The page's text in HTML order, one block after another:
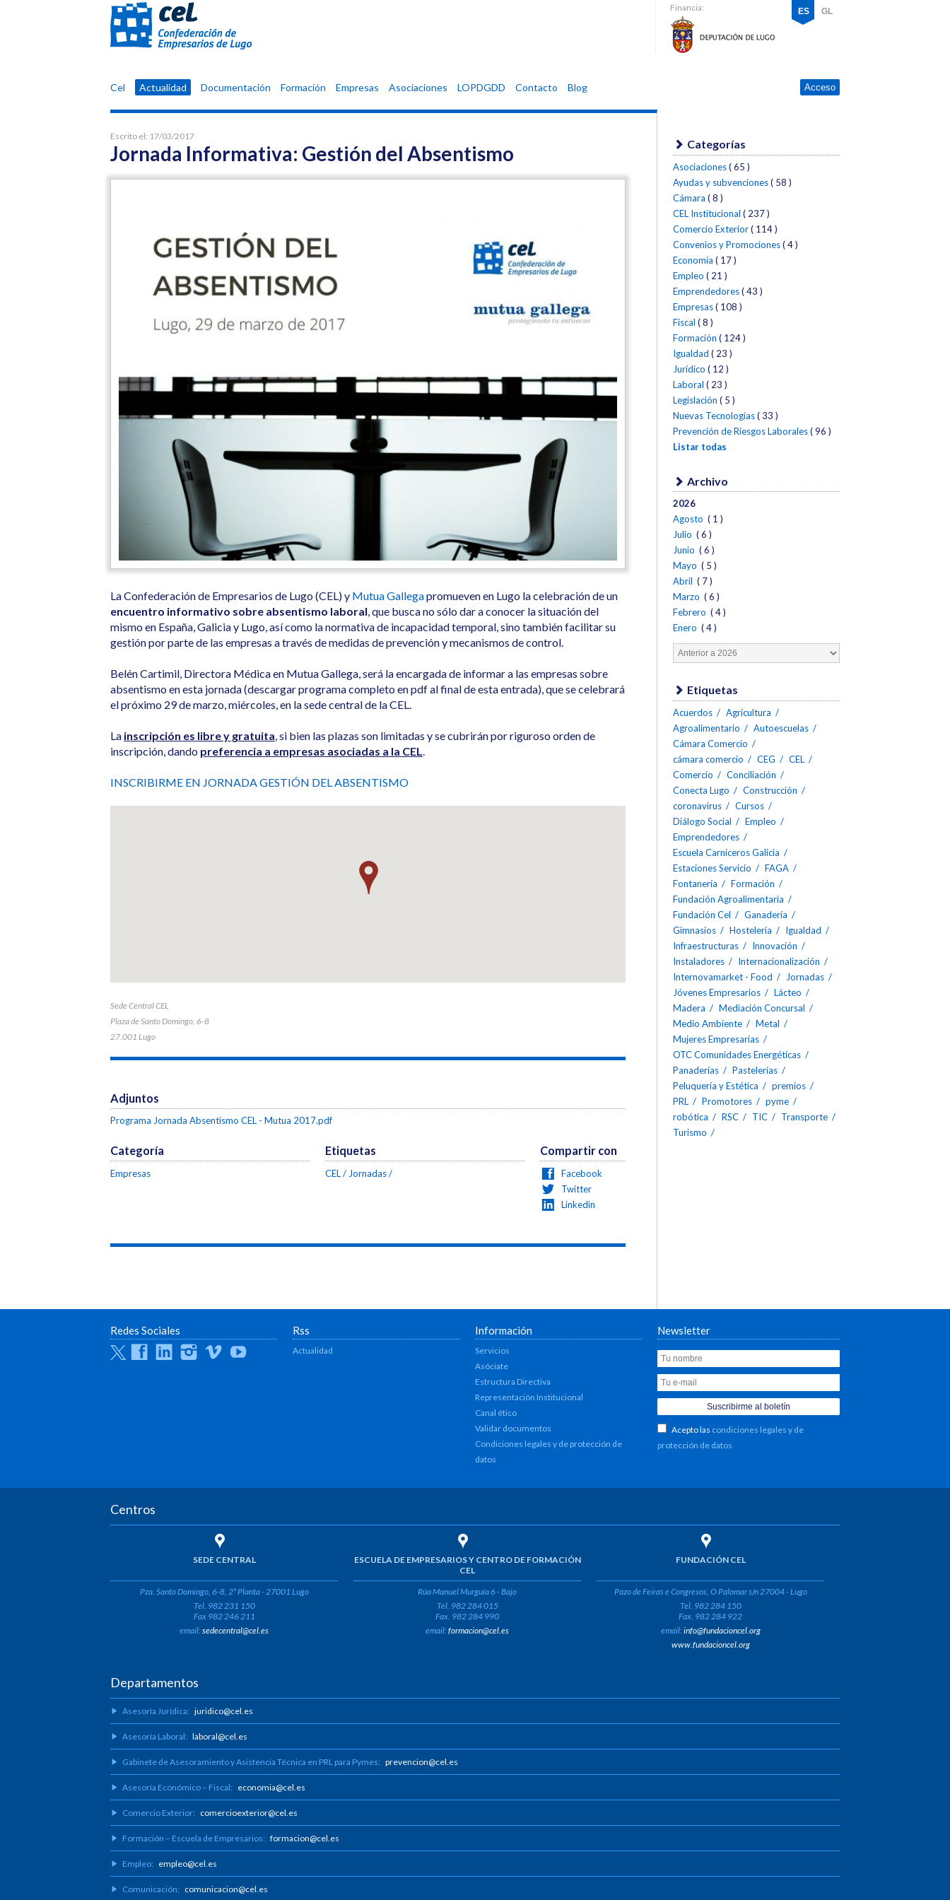
Confederación
Empresarios
de
Lugo
Financia: ES GL
Cel Actualidad Documentación Formación Empresas Asociaciones LOPDGDD Contacto Blog Acceso
Escrito el: 17/03/2017
Jornada Informativa: Gestión del Absentismo
La Confederación de Empresarios de Lugo (CEL) y Mutua Gallegapromueven en Lugo la celebración de un
encuentro informativo sobre absentismo laboral, que busca no sólo dar a conocer la situación del
mismo en España, Galicia y Lugo, así como la normativa de incapacidad temporal, sino también facilitar su
gestión por parte de las empresas a través de medidas de prevención y mecanismos de control.
Belén Cartimil, Directora Médica en Mutua Gallega, será la encargada de informar a las empresas sobre
absentismo en esta jornada (descargar programa completo en pdf al final de esta entrada), que se celebrará
el próximo 29 de marzo, miércoles, en la sede central de la CEL.
La inscripción es libre y gratuita, si bien las plazas son limitadas y se cubrirán por riguroso orden de
inscripción, dando preferencia a empresas asociadas a la CEL.
INSCRIBIRME EN JORNADA GESTIÓN DEL ABSENTISMO
Sede Central CEL
Plaza de Santo Domingo, 6-8
27.001 Lugo
Adjuntos
Programa Jornada Absentismo CEL - Mutua 2017.pdf
Categoría
Empresas
Etiquetas
CEL Jornadas
Compartir con
Facebook
Twitter
Linkedin
Categorías
Asociaciones( 65 )
Ayudas y subvenciones( 58 )
Cámara ( 8 )
CEL Institucional ( 237 )
Comercio Exterior( 114 )
Convenios y Promociones( 4 )
Economía ( 17 )
Empleo ( 21 )
Emprendedores( 43 )
Empresas( 108 )
Fiscal ( 8 )
Formación ( 124 )
Igualdad ( 23 )
Jurídico ( 12 )
Laboral ( 23 )
Legislación ( 5 )
Nuevas Tecnologías( 33 )
Prevención de Riesgos Laborales( 96 )
Listar todas
Archivo
2026
Agosto ( 1 )
Julio ( 6 )
Junio ( 6 )
Mayo ( 5 )
Abril ( 7 )
Marzo ( 6 )
Febrero ( 4 )
Enero ( 4 )
Etiquetas
Acuerdos
Agricultura
Agroalimentario
Autoescuelas
Cámara Comercio
cámara comercio
CEG
CEL
Comercio
Conciliación
Conecta Lugo
Construcción
coronavirus
Cursos
Diálogo Social
Empleo
Emprendedores
Escuela Carniceros Galicia
Estaciones Servicio
FAGA
Fontanería
Formación
Fundación Agroalimentaria
Fundación Cel
Ganadería
Gimnasios
Hostelería
Igualdad
Infraestructuras
Innovación
Instaladores
Internacionalización
Internovamarket - Food
Jornadas
Jóvenes Empresarios
Lácteo
Madera
Mediación Concursal
Medio Ambiente
Metal
Mujeres Empresarias
OTC Comunidades Energéticas
Panaderías
Pastelerías
Peluquería y Estética
premios
PRL
Promotores
pyme
robótica
RSC TIC
Transporte
Turismo
Redes Sociales
TwitterFacebookLinkedinInstagram
Vimeo Youtube
Rss
Actualidad
Información
Servicios
Asóciate
Estructura Directiva
Representación Institucional
Canal ético
Validar documentos
Condiciones legales y de protección de
datos
Newsletter
Acepto las condiciones legales y de
protección de datos
Centros
SEDE CENTRAL
Pza. Santo Domingo, 6-8, 2ª Planta - 27001 Lugo
Tel. 982 231 150
Fax 982 246 211
email:sedecentral@cel.es
ESCUELA DE EMPRESARIOS Y CENTRO DE FORMACIÓN
CEL
Rúa Manuel Murguía 6 - Bajo
Tel. 982 284 015
Fax. 982 284 990
email:formacion@cel.es
FUNDACIÓN CEL
Pazo de Feiras e Congresos, O Palomar s/n 27004 - Lugo
Tel. 982 284 150
Fax. 982 284 922
email:info@fundacioncel.org
www.fundacioncel.org
Departamentos
Asesoría Jurídica: juridico@cel.es
Asesoría Laboral: laboral@cel.es
Gabinete de Asesoramiento y Asistencia Técnica en PRL para Pymes: prevencion@cel.es
Asesoría Económico – Fiscal: economia@cel.es
Comercio Exterior: comercioexterior@cel.es
Formación – Escuela de Empresarios: formacion@cel.es
Empleo: empleo@cel.es
Comunicación: comunicacion@cel.es